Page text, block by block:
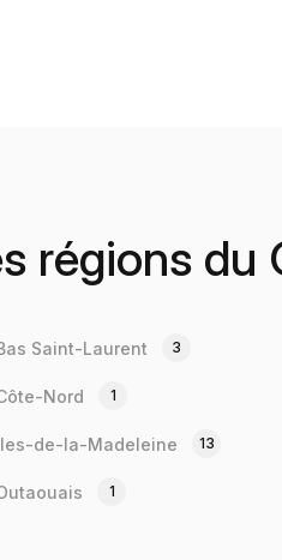
régions du
Saint-Laurent 3
Nord 1
de-la-Madeleine 13
1